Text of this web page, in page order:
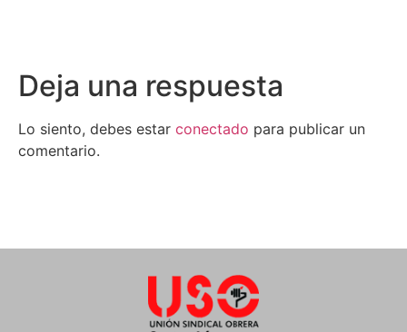
Deja una respuesta
Lo siento, debes estar conectado para publicar un
comentario.